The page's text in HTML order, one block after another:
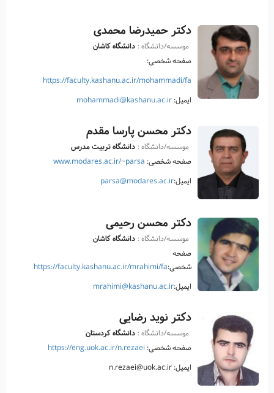
دکتر حمیدرضا محمدی
موسسه/دانشگاه : دانشگاه کاشان
صفحه شخصی:
https://faculty.kashanu.ac.ir/mohammadi/fa
ایمیل: mohammadi@kashanu.ac.ir
دکتر محسن پارسا مقدم
موسسه/دانشگاه : دانشگاه تربیت مدرس
صفحه شخصی: www.modares.ac.ir/~parsa
ایمیل:parsa@modares.ac.ir
دکتر محسن رحیمی
موسسه/دانشگاه : دانشگاه کاشان
صفحه
شخصی:https://faculty.kashanu.ac.ir/mrahimi/fa
ایمیل:mrahimi@kashanu.ac.ir
دکتر نوید رضایی
موسسه/دانشگاه : دانشگاه کردستان
صفحه شخصی: https://eng.uok.ac.ir/n.rezaei
ایمیل: n.rezaei@uok.ac.ir